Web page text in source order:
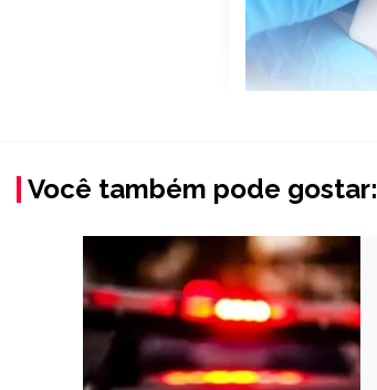
Você também pode gostar: